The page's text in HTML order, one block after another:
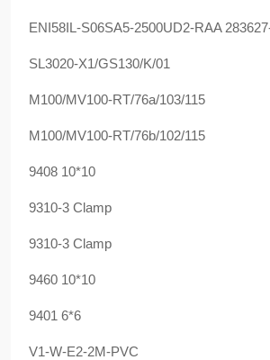
ENI58IL-S06SA5-2500UD2-RAA
SL3020-X1/GS130/K/01
M100/MV100-RT/76a/103/115
M100/MV100-RT/76b/102/115
9408 10*10
9310-3 Clamp
9310-3 Clamp
9460 10*10
9401 6*6
V1-W-E2-2M-PVC